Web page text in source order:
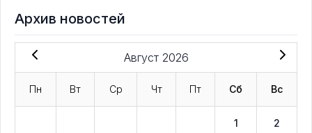
Архив новостей
Август 2026
Пн Вт Ср Чт Пт Сб Вс
1 2